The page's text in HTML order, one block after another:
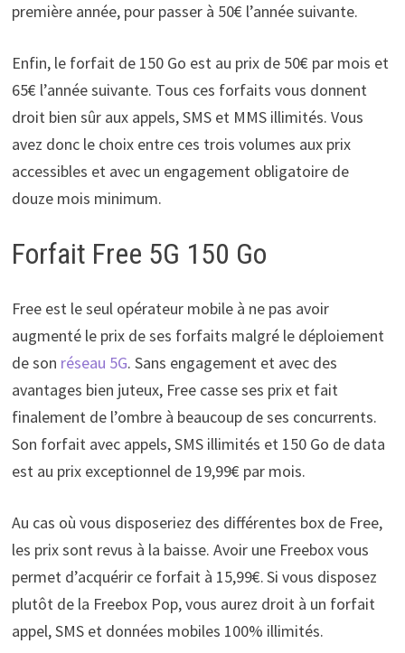
première année, pour passer à 50€ l’année suivante.
Enfin, le forfait de 150 Go est au prix de 50€ par mois et
65€ l’année suivante. Tous ces forfaits vous donnent
droit bien sûr aux appels, SMS et MMS illimités. Vous
avez donc le choix entre ces trois volumes aux prix
accessibles et avec un engagement obligatoire de
douze mois minimum.
Forfait Free 5G 150 Go
Free est le seul opérateur mobile à ne pas avoir
augmenté le prix de ses forfaits malgré le déploiement
de son réseau 5G. Sans engagement et avec des
avantages bien juteux, Free casse ses prix et fait
finalement de l’ombre à beaucoup de ses concurrents.
Son forfait avec appels, SMS illimités et 150 Go de data
est au prix exceptionnel de 19,99€ par mois.
Au cas où vous disposeriez des différentes box de Free,
les prix sont revus à la baisse. Avoir une Freebox vous
permet d’acquérir ce forfait à 15,99€.Si vous disposez
plutôt de la Freebox Pop, vous aurez droit à un forfait
appel, SMS et données mobiles 100% illimités.